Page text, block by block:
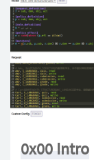
0x00 Intro